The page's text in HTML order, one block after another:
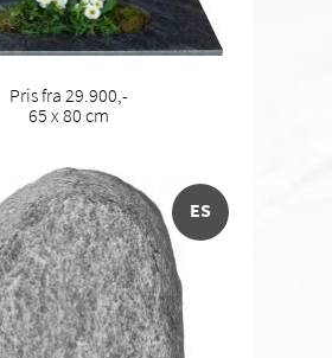
Pris fra 29.900,-
65 x 80 cm
ES